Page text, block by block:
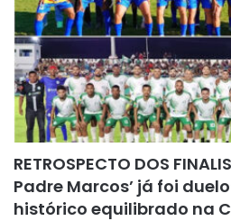
RETROSPECTO DOS
Padre Marcos’ já foi
histórico equilibrado na